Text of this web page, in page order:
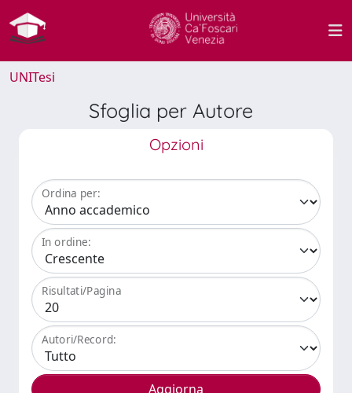
UNITesi
Sfoglia per Autore
Opzioni
Ordina per:
In ordine:
Risultati/Pagina
Autori/Record: